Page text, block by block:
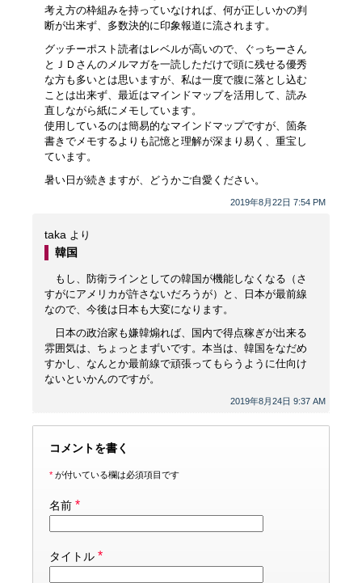
2019年8月22日 7:54 PM
考え方の枠組みを持っていなければ、何が正しいかの判
断が出来ず、多数決的に印象報道に流されます。
グッチーポスト読者はレベルが高いので、ぐっちーさん
とＪＤさんのメルマガを一読しただけで頭に残せる優秀
な方も多いとは思いますが、私は一度で腹に落とし込む
ことは出来ず、最近はマインドマップを活用して、読み
直しながら紙にメモしています。
使用しているのは簡易的なマインドマップですが、箇条
書きでメモするよりも記憶と理解が深まり易く、重宝し
ています。
暑い日が続きますが、どうかご自愛ください。
taka より
2019年8月24日 9:37 AM
韓国
もし、防衛ラインとしての韓国が機能しなくなる（さ
すがにアメリカが許さないだろうが）と、日本が最前線
なので、今後は日本も大変になります。
日本の政治家も嫌韓煽れば、国内で得点稼ぎが出来る
雰囲気は、ちょっとまずいです。本当は、韓国をなだめ
すかし、なんとか最前線で頑張ってもらうように仕向け
ないといかんのですが。
コメントを書く
* が付いている欄は必須項目です
名前 *
タイトル *